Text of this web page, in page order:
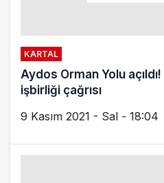
KARTAL
Aydos Orman Yolu
işbirliği çağrısı
9 Kasım 2021 - Sal - 18:04